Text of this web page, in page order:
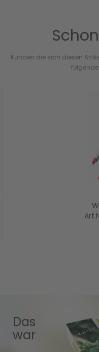
Kunden die sich diesen
Das
war